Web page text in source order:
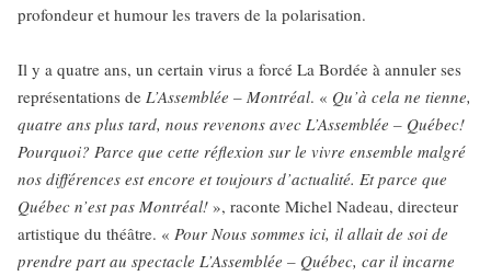
profondeur et humour les travers de la polarisation.
Il y a quatre ans, un certain virus a forcé La Bordée à annuler ses
représentations de L’Assemblée – Montréal. « Qu’à cela ne tienne,
quatre ans plus tard, nous revenons avec L’Assemblée – Québec!
Pourquoi? Parce que cette réflexion sur le vivre ensemble malgré
nos différences est encore et toujours d’actualité. Et parce que
Québec n’est pas Montréal! », raconte Michel Nadeau, directeur
artistique du théâtre. « Pour Nous sommes ici, il allait de soi de
prendre part au spectacle L’Assemblée – Québec, car il incarne